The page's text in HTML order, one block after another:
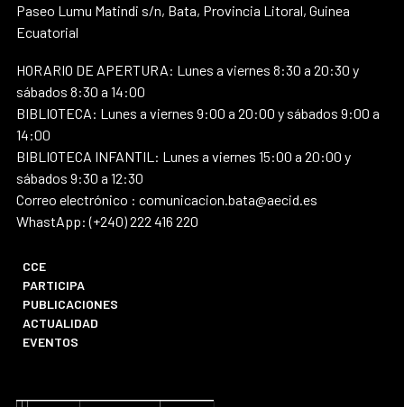
Paseo Lumu Matindi s/n, Bata, Provincia Litoral, Guinea
Ecuatorial
HORARIO DE APERTURA: Lunes a viernes 8:30 a 20:30 y
sábados 8:30 a 14:00
BIBLIOTECA: Lunes a viernes 9:00 a 20:00 y sábados 9:00 a
14:00
BIBLIOTECA INFANTIL: Lunes a viernes 15:00 a 20:00 y
sábados 9:30 a 12:30
Correo electrónico : comunicacion.bata@aecid.es
WhastApp: (+240) 222 416 220
CCE
PARTICIPA
PUBLICACIONES
ACTUALIDAD
EVENTOS